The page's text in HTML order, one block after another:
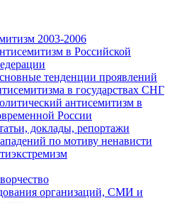
2003-2006
в Российской
тенденции проявлений
в государствах СНГ
антисемитизм в
России
доклады, репортажи
по мотиву ненависти
организаций, СМИ и